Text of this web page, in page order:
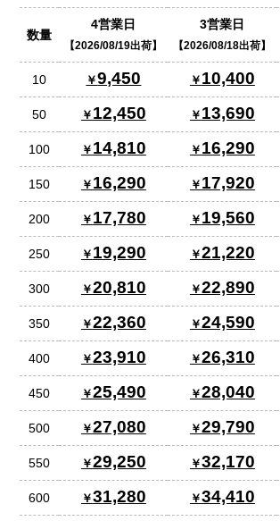
数量
4営業日
2026/08/19出荷
3営業日
2026/08/18出荷
10 9,450 10,400
50 12,450 13,690
100 14,810 16,290
150 16,290 17,920
200 17,780 19,560
250 19,290 21,220
300 20,810 22,890
350 22,360 24,590
400 23,910 26,310
450 25,490 28,040
500 27,080 29,790
550 29,250 32,170
600 31,280 34,410